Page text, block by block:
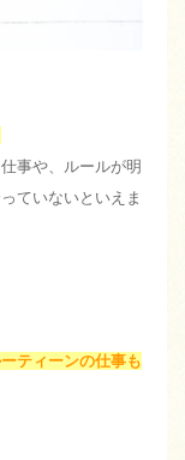
事や、ルールが明
ていないといえま
ティーンの仕事も